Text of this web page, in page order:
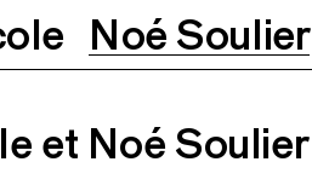
Noé Soulier
et Noé Soulier